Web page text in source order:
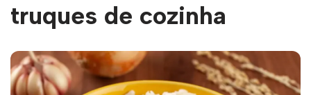
truques de cozinha